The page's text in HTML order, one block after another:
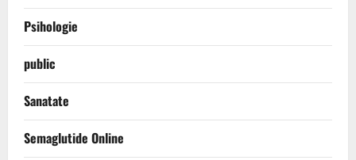
Psihologie
public
Sanatate
Semaglutide Online